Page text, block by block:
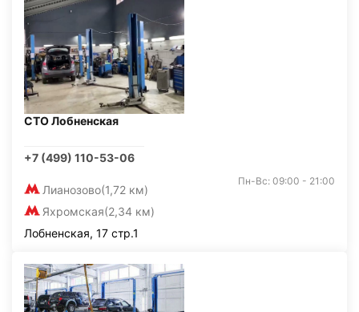
СТО Лобненская
+7 (499) 110-53-06
Лианозово(1,72 км)
Яхромская(2,34 км)
Пн-Вс: 09:00 - 21:00
Лобненская, 17 стр.1